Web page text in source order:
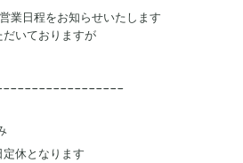
業日程をお知らせいたします
いておりますが
休となります